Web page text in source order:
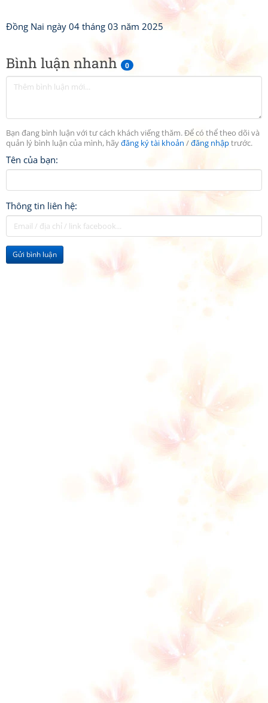
Bình luận nhanh 0
Bạn đang bình luận với tư cách khách viếng thăm. Để có thể theo dõi và
quản lý bình luận của mình, hãyđăng ký tài khoản /đăng nhậptrước.
Tên của bạn:
Thông tin liên hệ:
Gửi bình luận
Đồng Nai ngày 04 tháng 03 năm 2025